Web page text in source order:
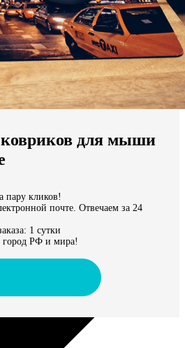
миру
ковриков для мыши
пару кликов!
почте. Отвечаем за 24
1 сутки
РФ и мира!